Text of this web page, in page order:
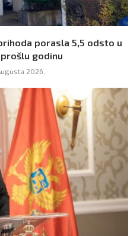
porasla 5,5 odsto u
godinu
2026,